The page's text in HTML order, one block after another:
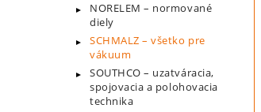
NORELEM – normované
diely
SCHMALZ – všetko pre
vákuum
SOUTHCO – uzatváracia,
spojovacia a polohovacia
technika